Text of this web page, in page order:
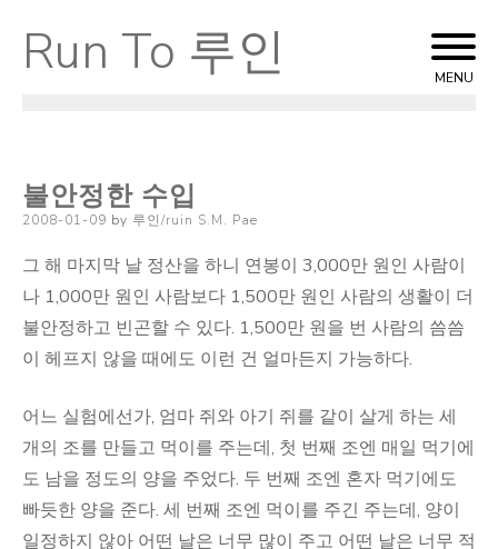
Skip
to
Run To 루인 MENU
불안정한 수입
Posted
2008-01-09 by 루인/ruin S.M. Pae
그 해 마지막 날 정산을 하니 연봉이 3,000만 원인 사람이
나 1,000만 원인 사람보다 1,500만 원인 사람의 생활이 더
불안정하고 빈곤할 수 있다. 1,500만 원을 번 사람의 씀씀
이 헤프지 않을 때에도 이런 건 얼마든지 가능하다.
어느 실험에선가, 엄마 쥐와 아기 쥐를 같이 살게 하는 세
개의 조를 만들고 먹이를 주는데, 첫 번째 조엔 매일 먹기에
도 남을 정도의 양을 주었다. 두 번째 조엔 혼자 먹기에도
빠듯한 양을 준다. 세 번째 조엔 먹이를 주긴 주는데, 양이
일정하지 않아 어떤 날은 너무 많이 주고 어떤 날은 너무 적